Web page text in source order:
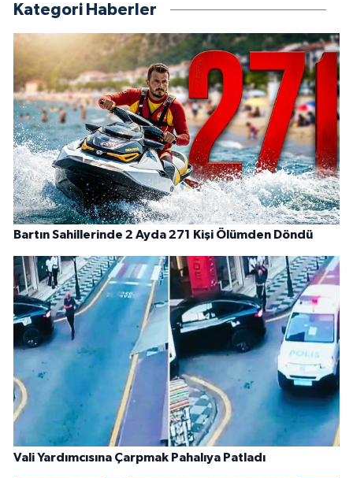
Kategori Haberler
Bartın Sahillerinde 2 Ayda 271 Kişi Ölümden Döndü
Vali Yardımcısına Çarpmak Pahalıya Patladı